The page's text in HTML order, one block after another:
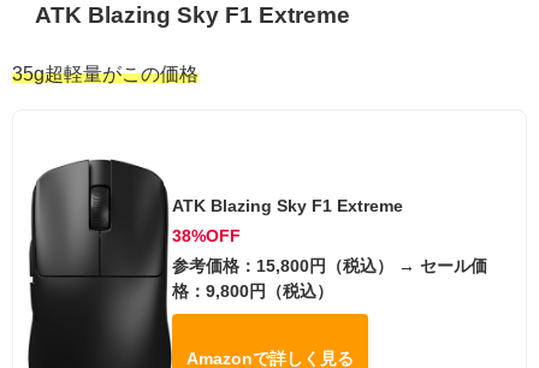
ATK Blazing Sky F1 Extreme
35g超軽量がこの価格
ATK Blazing Sky F1 Extreme
38%OFF
参考価格：15,800円（税込） → セール価
格：9,800円（税込）
Amazonで詳しく見る